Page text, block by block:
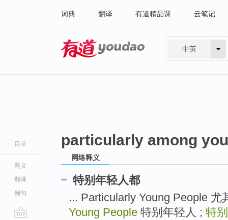
词典 翻译 有道精品课 云笔记
中英
目录
释义
翻译
例句
particularly among
网络释义
特别年轻人都
... Particularly Young People
Young People 特别年轻人 ; 特